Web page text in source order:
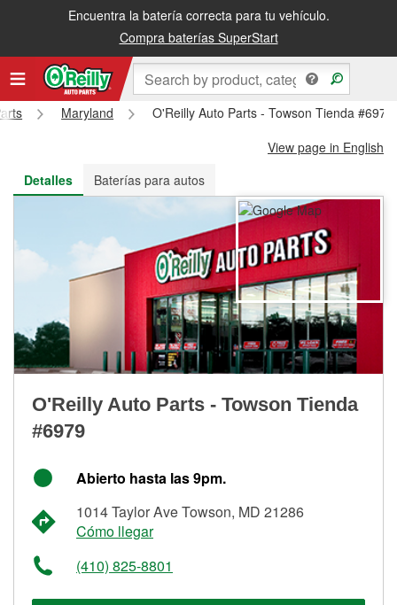
Encuentra la batería correcta para tu vehículo.
Compra baterías SuperStart
Recibe tu orden gratis al día siguiente o recógela en la tienda
Maryland
O'Reilly Auto Parts - Towson Tienda #6979
View page in English
Detalles
Baterías para autos
O'Reilly Auto Parts - Towson Tienda
#6979
Abierto hasta las 9pm.
1014 Taylor Ave Towson, MD 21286
Cómo llegar
(410) 825-8801